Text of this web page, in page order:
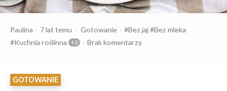
Opublikowany
przez
Paulina 7 lat temu
Opublikowany
w
Gotowanie Tagi:
Bez jaj
Bez mleka
Kuchnia roślinna
Brak komentarzy
GOTOWANIE